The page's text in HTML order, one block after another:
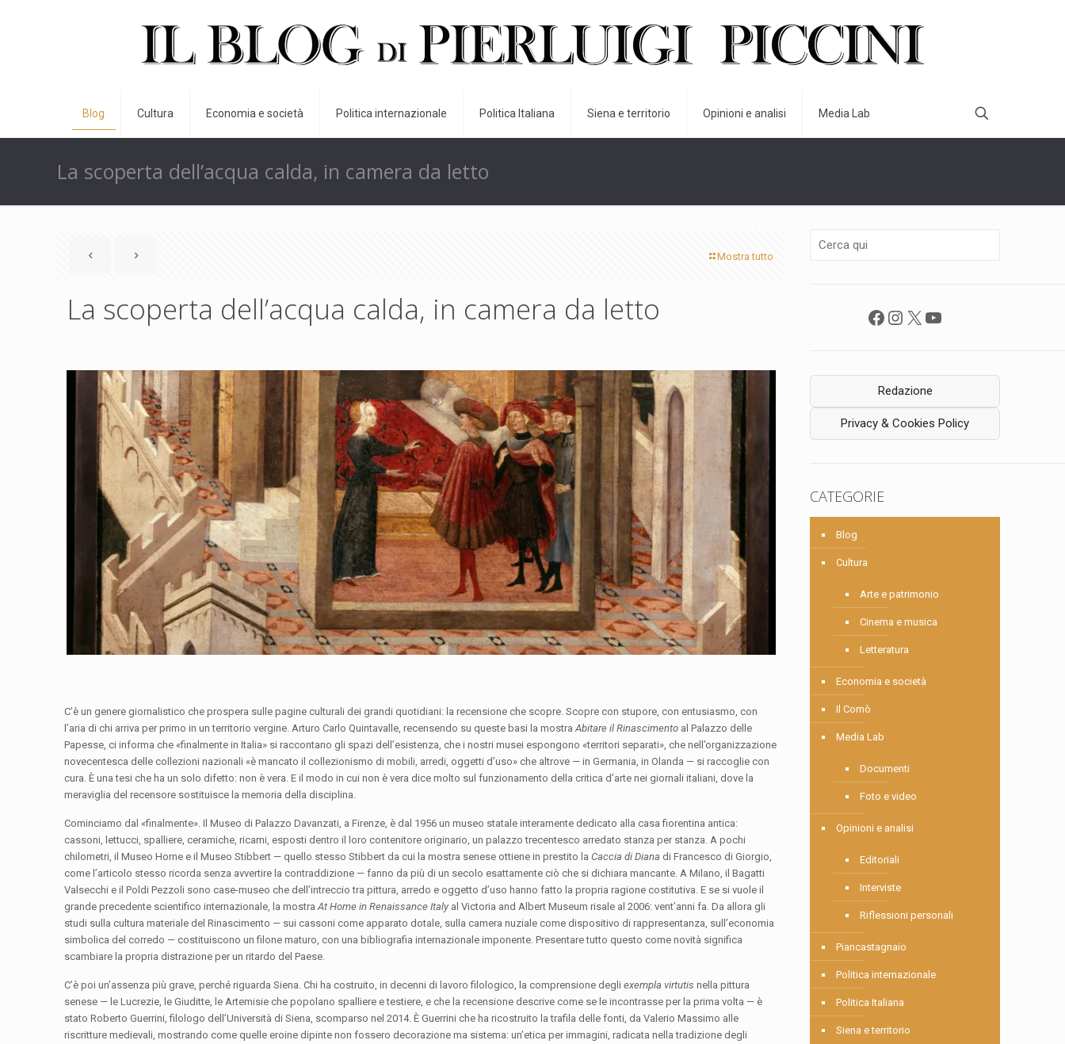
Blog Cultura Economia e società Politica internazionale Politica Italiana Siena e territorio Opinioni e analisi Media Lab
La scoperta dell’acqua calda, in camera da letto
Mostra tutto
La scoperta dell’acqua calda, in camera da letto
C’è un genere giornalistico che prospera sulle pagine culturali dei grandi quotidiani: la recensione che scopre. Scopre con stupore, con entusiasmo, con
l’aria di chi arriva per primo in un territorio vergine. Arturo Carlo Quintavalle, recensendo su queste basi la mostraAbitare il Rinascimento al Palazzo delle
Papesse, ci informa che «finalmente in Italia» si raccontano gli spazi dell’esistenza, che i nostri musei espongono «territori separati», che nell’organizzazione
novecentesca delle collezioni nazionali «è mancato il collezionismo di mobili, arredi, oggetti d’uso» che altrove — in Germania, in Olanda — si raccoglie con
cura. È una tesi che ha un solo difetto: non è vera. E il modo in cui non è vera dice molto sul funzionamento della critica d’arte nei giornali italiani, dove la
meraviglia del recensore sostituisce la memoria della disciplina.
Cominciamo dal «finalmente». Il Museo di Palazzo Davanzati, a Firenze, è dal 1956 un museo statale interamente dedicato alla casa fiorentina antica:
cassoni, lettucci, spalliere, ceramiche, ricami, esposti dentro il loro contenitore originario, un palazzo trecentesco arredato stanza per stanza. A pochi
chilometri, il Museo Horne e il Museo Stibbert — quello stesso Stibbert da cui la mostra senese ottiene in prestito laCaccia di Diana di Francesco di Giorgio,
come l’articolo stesso ricorda senza avvertire la contraddizione — fanno da più di un secolo esattamente ciò che si dichiara mancante. A Milano, il Bagatti
Valsecchi e il Poldi Pezzoli sono case-museo che dell’intreccio tra pittura, arredo e oggetto d’uso hanno fatto la propria ragione costitutiva. E se si vuole il
grande precedente scientifico internazionale, la mostraAt Home in Renaissance Italy al Victoria and Albert Museum risale al 2006: vent’anni fa. Da allora gli
studi sulla cultura materiale del Rinascimento — sui cassoni come apparato dotale, sulla camera nuziale come dispositivo di rappresentanza, sull’economia
simbolica del corredo — costituiscono un filone maturo, con una bibliografia internazionale imponente. Presentare tutto questo come novità significa
scambiare la propria distrazione per un ritardo del Paese.
C’è poi un’assenza più grave, perché riguarda Siena. Chi ha costruito, in decenni di lavoro filologico, la comprensione degliexempla virtutis nella pittura
senese — le Lucrezie, le Giuditte, le Artemisie che popolano spalliere e testiere, e che la recensione descrive come se le incontrasse per la prima volta — è
stato Roberto Guerrini, filologo dell’Università di Siena, scomparso nel 2014. È Guerrini che ha ricostruito la trafila delle fonti, da Valerio Massimo alle
riscritture medievali, mostrando come quelle eroine dipinte non fossero decorazione ma sistema: un’etica per immagini, radicata nella tradizione degli
Facebook
Instagram
X YouTube
Redazione
Privacy & Cookies Policy
CATEGORIE
Blog
Cultura
Arte e patrimonio
Cinema e musica
Letteratura
Economia e società
Il Comò
Media Lab
Documenti
Foto e video
Opinioni e analisi
Editoriali
Interviste
Riflessioni personali
Piancastagnaio
Politica internazionale
Politica Italiana
Siena e territorio